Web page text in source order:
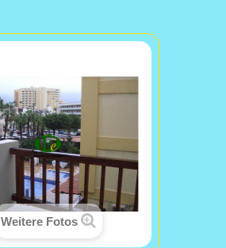
Weitere Fotos